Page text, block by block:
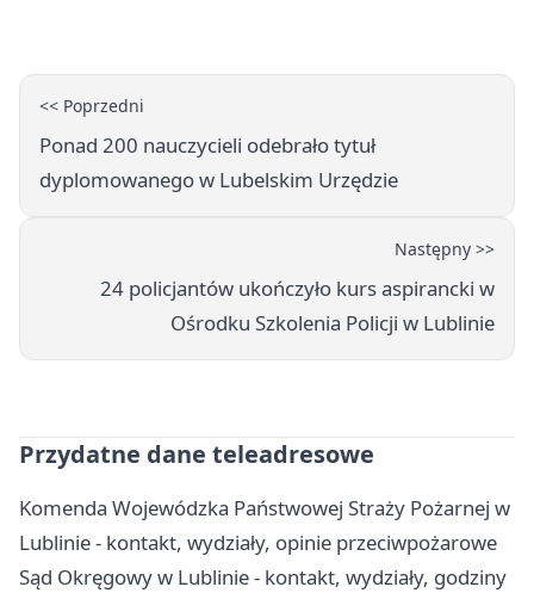
<< Poprzedni
Ponad 200 nauczycieli odebrało tytuł
dyplomowanego w Lubelskim Urzędzie
Następny >>
24 policjantów ukończyło kurs aspirancki w
Ośrodku Szkolenia Policji w Lublinie
Przydatne dane teleadresowe
Komenda Wojewódzka Państwowej Straży Pożarnej w
Lublinie - kontakt, wydziały, opinie przeciwpożarowe
Sąd Okręgowy w Lublinie - kontakt, wydziały, godziny